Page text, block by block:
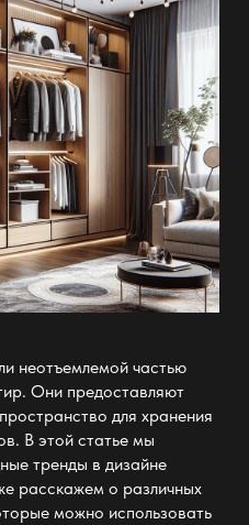
неотъемлемой частью
Они предоставляют
для хранения
В этой статье мы
тренды в дизайне
расскажем о различных
можно использовать